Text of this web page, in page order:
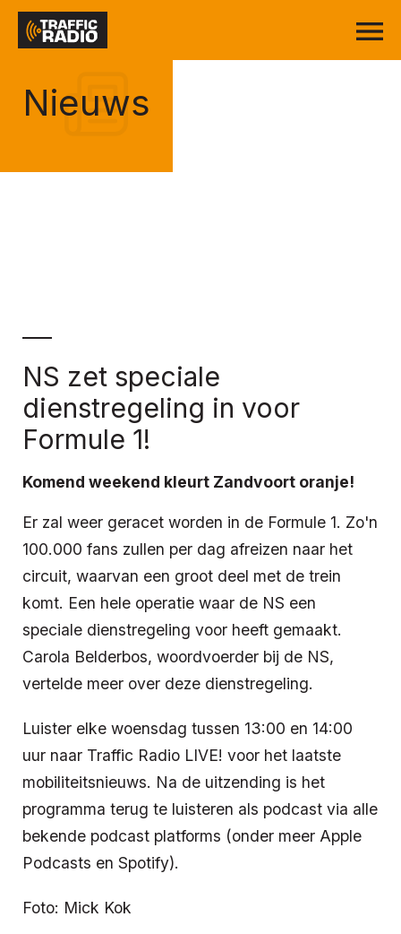
Nieuws
NS zet speciale
dienstregeling in voor
Formule 1!
Komend weekend kleurt Zandvoort oranje!
Er zal weer geracet worden in de Formule 1. Zo'n
100.000 fans zullen per dag afreizen naar het
circuit, waarvan een groot deel met de trein
komt. Een hele operatie waar de NS een
speciale dienstregeling voor heeft gemaakt.
Carola Belderbos, woordvoerder bij de NS,
vertelde meer over deze dienstregeling.
Luister elke woensdag tussen 13:00 en 14:00
uur naar Traffic Radio LIVE! voor het laatste
mobiliteitsnieuws. Na de uitzending is het
programma terug te luisteren als podcast via alle
bekende podcast platforms (onder meer Apple
Podcasts en Spotify).
Foto: Mick Kok